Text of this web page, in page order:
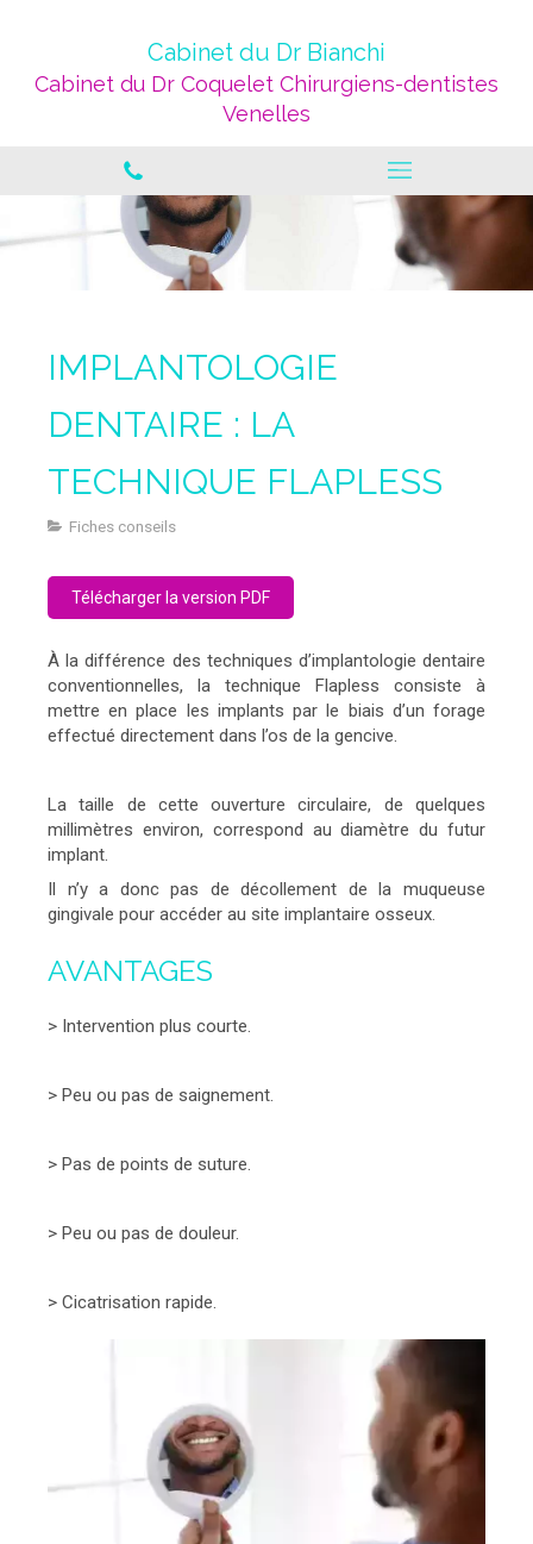
Cabinet du Dr Bianchi
Cabinet du Dr Coquelet Chirurgiens-dentistes
Venelles
IMPLANTOLOGIE
DENTAIRE : LA
TECHNIQUE FLAPLESS
Fiches conseils
Télécharger la version PDF
À la différence des techniques d’implantologie dentaire
conventionnelles, la technique Flapless consiste à
mettre en place les implants par le biais d’un forage
effectué directement dans l’os de la gencive.
La taille de cette ouverture circulaire, de quelques
millimètres environ, correspond au diamètre du futur
implant.
Il n’y a donc pas de décollement de la muqueuse
gingivale pour accéder au site implantaire osseux.
AVANTAGES
> Intervention plus courte.
> Peu ou pas de saignement.
> Pas de points de suture.
> Peu ou pas de douleur.
> Cicatrisation rapide.